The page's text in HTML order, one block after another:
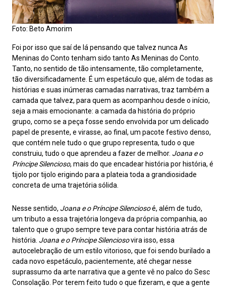
Foto: Beto Amorim
Foi por isso que saí de lá pensando que talvez nunca As
Meninas do Conto tenham sido tanto As Meninas do Conto.
Tanto, no sentido de tão intensamente, tão completamente,
tão diversificadamente. É um espetáculo que, além de todas as
histórias e suas inúmeras camadas narrativas, traz também a
camada que talvez, para quem as acompanhou desde o início,
seja a mais emocionante: a camada da história do próprio
grupo, como se a peça fosse sendo envolvida por um delicado
papel de presente, e virasse, ao final, um pacote festivo denso,
que contém nele tudo o que grupo representa, tudo o que
construiu, tudo o que aprendeu a fazer de melhor. Joana e o
Príncipe Silencioso, mais do que encadear história por história, é
tijolo por tijolo erigindo para a plateia toda a grandiosidade
concreta de uma trajetória sólida.
Nesse sentido, Joana e o Príncipe Silenciosoé, além de tudo,
um tributo a essa trajetória longeva da própria companhia, ao
talento que o grupo sempre teve para contar história atrás de
história. Joana e o Príncipe Silenciosovira isso, essa
autocelebração de um estilo vitorioso, que foi sendo burilado a
cada novo espetáculo, pacientemente, até chegar nesse
suprassumo da arte narrativa que a gente vê no palco do Sesc
Consolação. Por terem feito tudo o que fizeram, e que a gente